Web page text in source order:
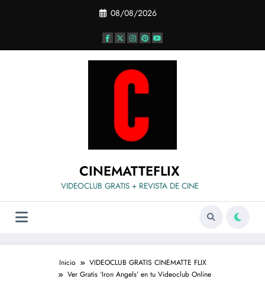
08/08/2026
CINEMATTEFLIX
VIDEOCLUB GRATIS + REVISTA DE CINE
Inicio
VIDEOCLUB GRATIS CINEMATTE FLIX
Ver Gratis ‘Iron Angels’ en tu Videoclub Online